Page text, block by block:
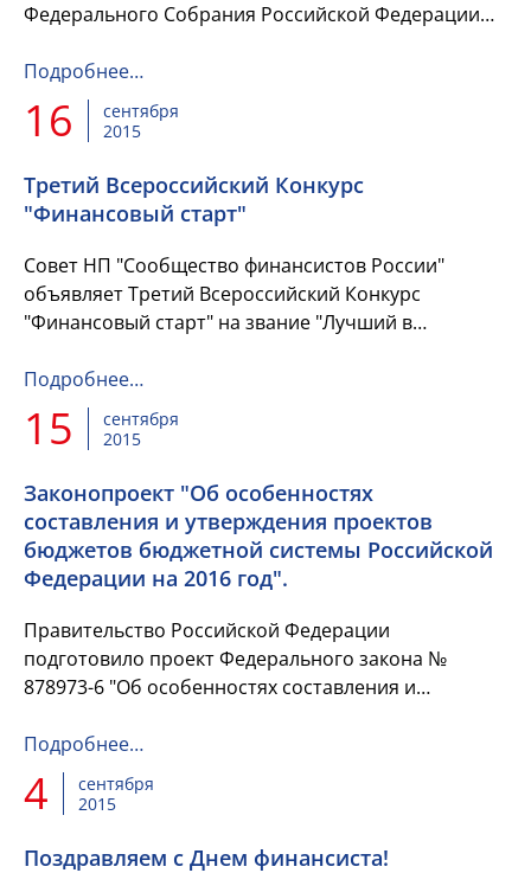
Федерального Собрания Российской Федерации
„Об особенностях составления...
Подробнее…
16
сентября
2015
Третий Всероссийский Конкурс
"Финансовый старт"
Совет НП "Сообщество финансистов России"
объявляет Третий Всероссийский Конкурс
"Финансовый старт" на звание "Лучший в
финансист".
Подробнее…
15
сентября
2015
Законопроект "Об особенностях
составления и утверждения проектов
бюджетов бюджетной системы Российской
Федерации на 2016 год".
Правительство Российской Федерации
подготовило проект Федерального закона №
878973-6 "Об особенностях составления и
системы Российской Федерации на 2016
год". Дирекция...
Подробнее…
4
сентября
2015
Поздравляем с Днем финансиста!